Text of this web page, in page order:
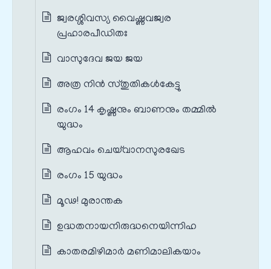
ജ്വരശ്ശിവസ്യ വൈഷ്ണവജ്വര
പ്രഹാരപീഡിതഃ
വാസുദേവ ജയ ജയ
അത്ര നിൻ സ്തുതികൾകേട്ടു
രംഗം 14 കൃഷ്ണനും ബാണനും തമ്മിൽ
യുദ്ധം
ആഹവം ചെയ്‌വാനസുരഖേട
രംഗം 15 യുദ്ധം
മൂഢ! മുരാന്തക
ഉദ്ധതനായനിരുദ്ധനെയിന്നിഹ
കാതരമിഴിമാർ മണിമാലികയാം